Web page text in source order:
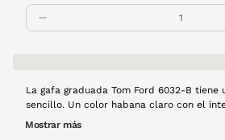
La gafa graduada Tom Ford 6032-B tiene
sencillo. Un color habana claro con el
delicada que hace de ésta una gafa
Mostrar más